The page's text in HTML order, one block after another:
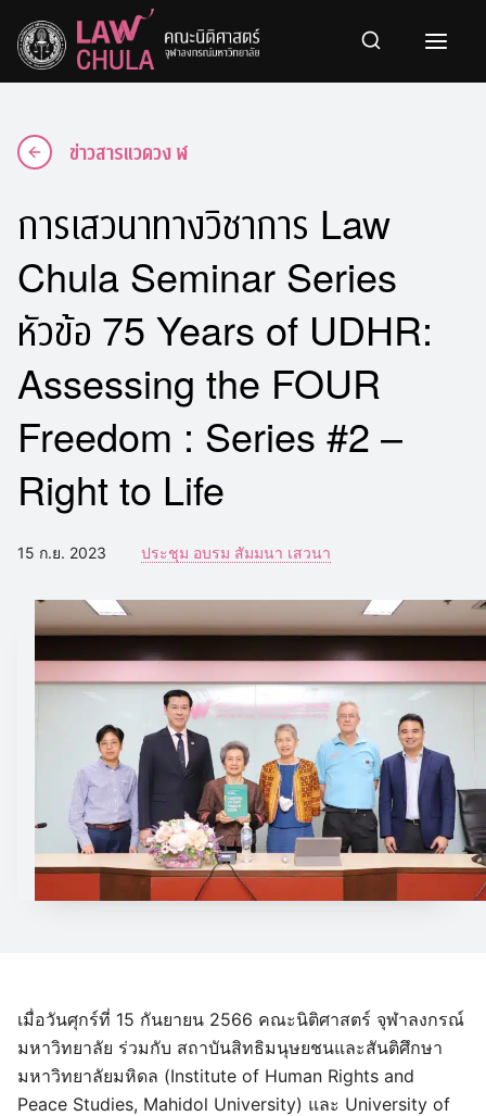
content
ข่าวสารแวดวง ฬ
การเสวนาทางวิชาการ Law
Chula Seminar Series
หัวข้อ 75 Years of UDHR:
Assessing the FOUR
Freedom : Series #2 –
Right to Life
15 ก.ย. 2023 ประชุม อบรม สัมมนา เสวนา
เมื่อวันศุกร์ที่ 15 กันยายน 2566 คณะนิติศาสตร์ จุฬาลงกรณ์
มหาวิทยาลัย ร่วมกับ สถาบันสิทธิมนุษยชนและสันติศึกษา
มหาวิทยาลัยมหิดล (Institute of Human Rights and
Peace Studies, Mahidol University) และ University of